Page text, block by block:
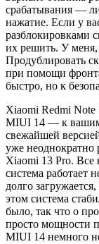
срабатывания —
нажатие. Если у
разблокировками
их решить. У
Продублировать
при помощи
быстро, но к
Xiaomi Redmi Note
MIUI 14 — к вашим
свежайшей
уже неоднократно
Xiaomi 13 Pro. Все
система работает
долго
этом система
было, так что о
просто мощности
MIUI 14 немного